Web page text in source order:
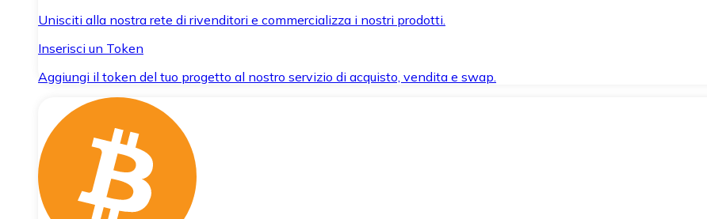
Unisciti alla nostra rete di rivenditori e commercializza i nostri prodotti.
Inserisci un Token
Aggiungi il token del tuo progetto al nostro servizio di acquisto, vendita e swap.